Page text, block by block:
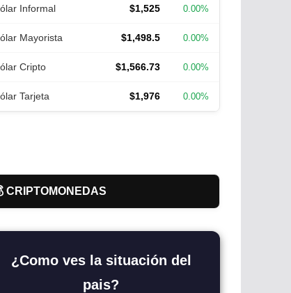
Informal $1,525 0.00%
Mayorista $1,498.5 0.00%
Cripto $1,566.73 0.00%
Tarjeta $1,976 0.00%
CRIPTOMONEDAS
¿Como ves la situación del
pais?